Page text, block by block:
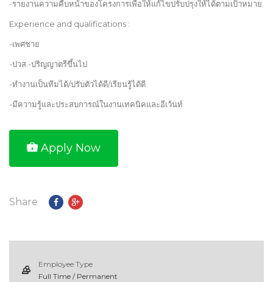
-รายงานความคืบหน้าของโครงการเพื่อให้แก้ไขปรับปรุงให้ได้ตามเป้าหมาย
Experience and qualifications :
-เพศชาย
-ปวส.-ปริญญาตรีขึ้นไป
-ทำงานเป็นทีมได้/ปรับตัวได้ดี/เรียนรู้ได้ดี
-มีความรู้และประสบการณ์ในงานเทคนิคและอีเว้นท์
Apply Now
Share
Employee Type
Full Time / Permanent